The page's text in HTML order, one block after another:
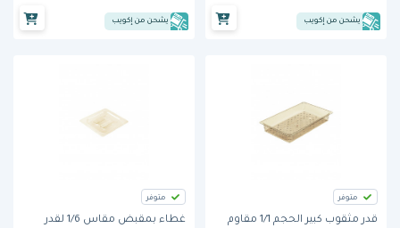
يشحن من إكويب يشحن من إكويب
متوفر
قدر مثقوب كبير الحجم 1/1 مقاوم
متوفر
غطاء بمقبض مقاس 1/6 لقدر